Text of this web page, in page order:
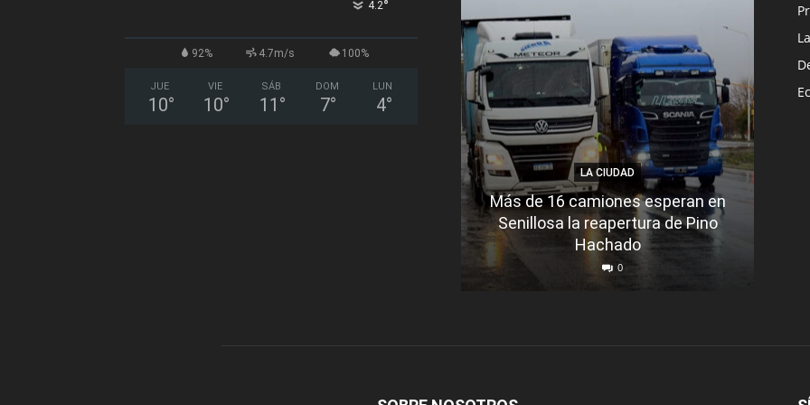
4.2°
92% 4.7m/s 100%
JUE
10°
VIE
10°
SÁB
11 °
DOM
7°
LUN
4°
LA CIUDAD
Más de 16 camiones esperan en
Senillosa la reapertura de Pino
Hachado
0